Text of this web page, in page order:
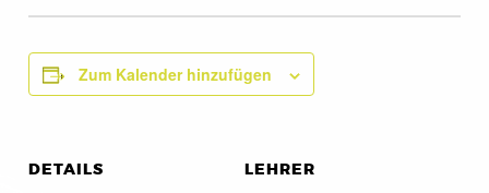
Zum Kalender hinzufügen
DETAILS LEHRER